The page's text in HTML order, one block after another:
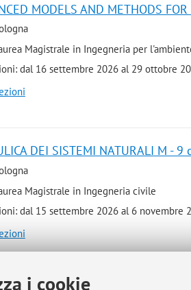
i cookie
MODELS AND METHODS
Magistrale in Ingegneria per
dal 16 settembre 2026 al 29 ottobre
DEI SISTEMI NATURALI M - 9
Magistrale in Ingegneria civile
dal 15 settembre 2026 al 6 novembre